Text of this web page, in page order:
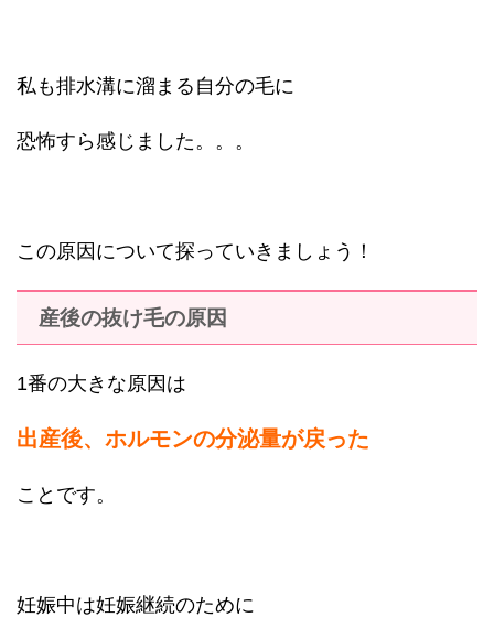
私も排水溝に溜まる自分の毛に
恐怖すら感じました。。。
この原因について探っていきましょう！
産後の抜け毛の原因
1番の大きな原因は
出産後、ホルモンの分泌量が戻った
ことです。
妊娠中は妊娠継続のために